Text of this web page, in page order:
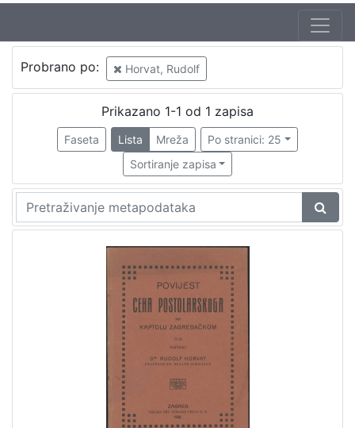
Probrano po: Horvat, Rudolf
Prikazano 1-1 od 1 zapisa
Faseta Lista Mreža
Po stranici: 25
Sortiranje zapisa